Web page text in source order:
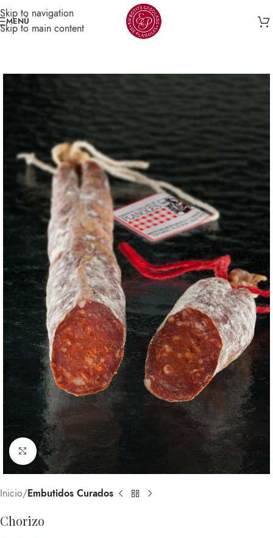
Skip to navigation
Skip to main content
MENÚ
Click para agrandar
Inicio Embutidos Curados
Chorizo